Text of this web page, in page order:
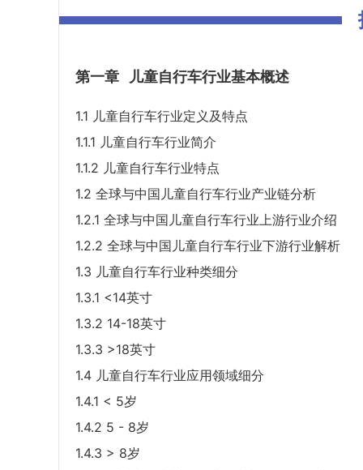
第一章 儿童自行车行业基本概述
1.1 儿童自行车行业定义及特点
1.1.1 儿童自行车行业简介
1.1.2 儿童自行车行业特点
1.2 全球与中国儿童自行车行业产业链分析
1.2.1 全球与中国儿童自行车行业上游行业介绍
1.2.2 全球与中国儿童自行车行业下游行业解析
1.3 儿童自行车行业种类细分
1.3.1 <14英寸
1.3.2 14-18英寸
1.3.3 >18英寸
1.4 儿童自行车行业应用领域细分
1.4.1 < 5岁
1.4.2 5 - 8岁
1.4.3 > 8岁